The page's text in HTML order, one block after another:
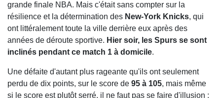
grande finale NBA. Mais c'était sans compter sur la
résilience et la détermination des New-York Knicks, qui
ont littéralement toute la ville derrière eux après des
années de déroute sportive. Hier soir, les Spurs se sont
inclinés pendant ce match 1 à domicile.
Une défaite d'autant plus rageante qu'ils ont seulement
perdu de dix points, sur le score de 95 à 105, mais même
si le score est plutôt serré, il ne faut pas se faire d'illusion :